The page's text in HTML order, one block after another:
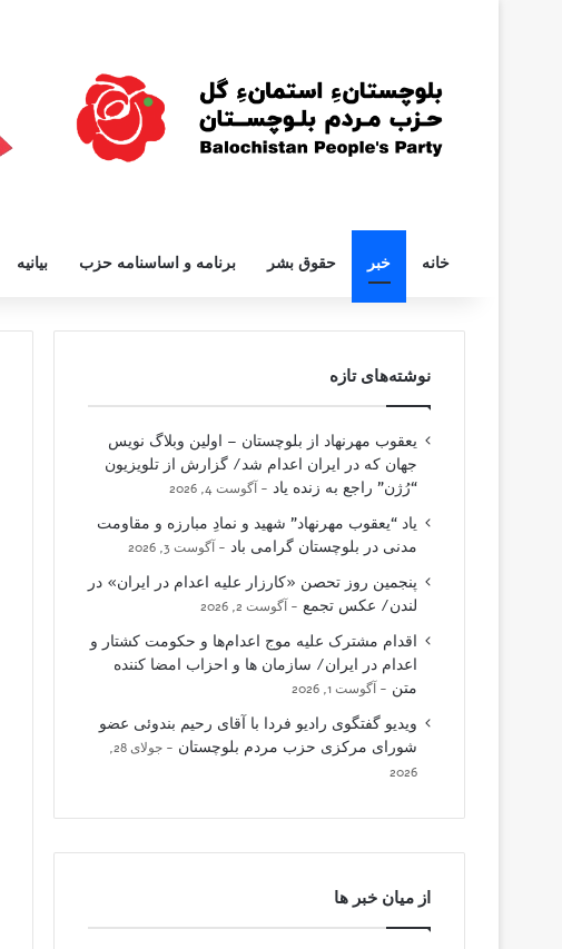
خانه خبر حقوق بشر برنامه و اساسنامه حزب بیانیه
نوشته‌های تازه
یعقوب مهرنهاد از بلوچستان – اولین وبلاگ نویس
جهان که در ایران اعدام شد/ گزارش از تلویزیون
“رُژن” راجع به زنده یاد
آگوست 4, 2026
یاد “یعقوب مهرنهاد” شهید و نمادِ مبارزه و مقاومت
مدنی در بلوچستان گرامی باد
آگوست 3, 2026
پنجمین روز تحصن «کارزار علیه اعدام در ایران» در
لندن/ عکس تجمع
آگوست 2, 2026
اقدام مشترک علیه موج اعدام‌ها و حکومت کشتار و
اعدام در ایران/ سازمان ها و احزاب امضا کننده
متن
آگوست 1, 2026
ویدیو گفتگوی رادیو فردا با آقای رحیم بندوئی عضو
شورای مرکزی حزب مردم بلوچستان
جولای 28,
2026
از میان خبر ها